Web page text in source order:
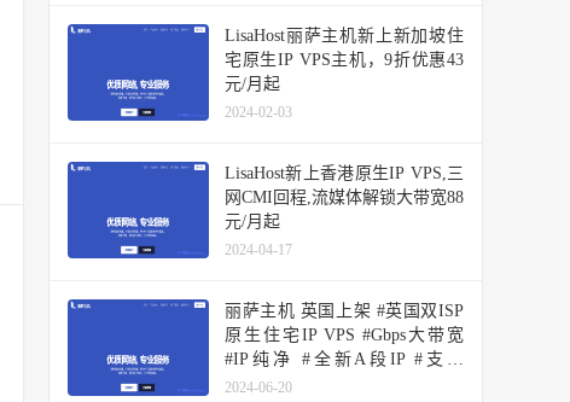
LisaHost丽萨主机新上新加坡住
宅原生IP VPS主机，9折优惠43
元/月起
2024-02-03
LisaHost新上香港原生IP VPS,三
网CMI回程,流媒体解锁大带宽88
元/月起
2024-04-17
丽萨主机 英国上架 #英国双ISP
原生住宅IP VPS #Gbps大带宽
#IP纯净 #全新A段IP #支持
Tiktok #解锁BBC iPlayer
2024-06-20